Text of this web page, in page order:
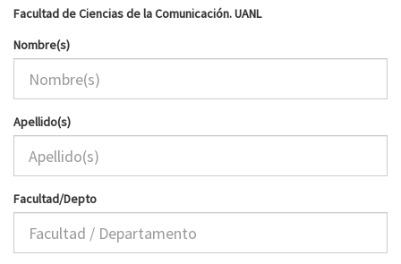
Facultad de Ciencias de la Comunicación. UANL
Nombre(s)
Apellido(s)
Facultad/Depto